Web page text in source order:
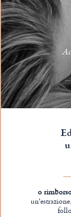
o